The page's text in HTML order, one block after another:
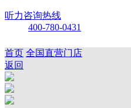
听力咨询热线
400-780-0431
首页 全国直营门店
返回